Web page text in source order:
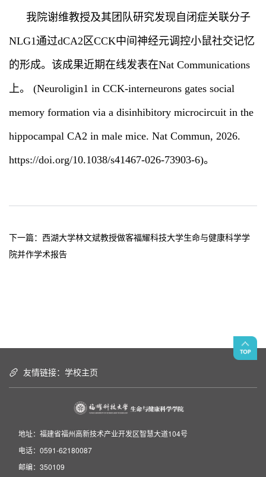
我院谢维教授及其团队研究发现自闭症关联分子
NLG1通过dCA2区CCK中间神经元调控小鼠社交记忆
的形成。该成果近期在线发表在Nat Communications
上。 (Neuroligin1 in CCK-interneurons gates social
memory formation via a disinhibitory microcircuit in the
hippocampal CA2 in male mice. Nat Commun, 2026.
https://doi.org/10.1038/s41467-026-73903-6)。
下一篇： 西湖大学林文斌教授做客福耀科技大学生命与健康科学学
院并作学术报告
友情链接： 学校主页
地址：福建省福州高新技术产业开发区智慧大道104号
电话：0591-62180087
邮编：350109